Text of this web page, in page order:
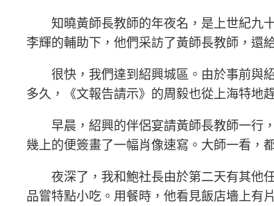
知曉黃師長教師的年夜名，是上世紀九
李輝的輔助下，他們采訪了黃師長教師，還
很快，我們達到紹興城區。由於事前與
多久，《文報告請示》的周毅也從上海特地
早晨，紹興的伴侶宴請黃師長教師一行
幾上的便簽畫了一幅肖像速寫。大師一看，
夜深了，我和鮑社長由於第二天有其他
品嘗特點小吃。用餐時，他看見飯店墻上有